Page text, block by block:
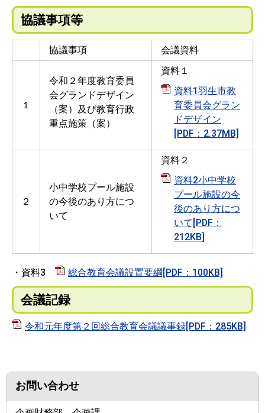
協議事項等
協議事項 会議資料
１
令和２年度教育委員
会グランドデザイン
（案）及び教育行政
重点施策（案）
資料１
資料1羽生市教
育委員会グラン
ドデザイン
[PDF：2.37MB]
２
小中学校プール施設
の今後のあり方につ
いて
資料２
資料2小中学校
プール施設の今
後のあり方につ
いて[PDF：
212KB]
・資料3 総合教育会議設置要綱[PDF：100KB]
会議記録
令和元年度第２回総合教育会議議事録[PDF：285KB]
お問い合わせ